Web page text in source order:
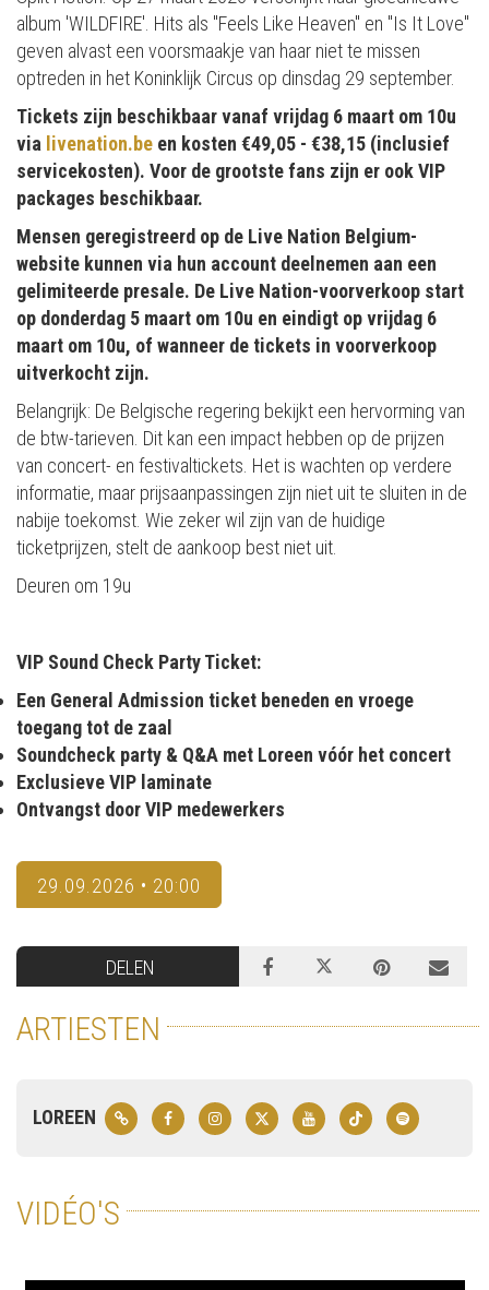
album 'WILDFIRE'. Hits als "Feels Like Heaven" en "Is It Love"
geven alvast een voorsmaakje van haar niet te missen
optreden in het Koninklijk Circus op dinsdag 29 september.
Tickets zijn beschikbaar vanaf vrijdag 6 maart om 10u
via livenation.be en kosten €49,05 - €38,15 (inclusief
servicekosten). Voor de grootste fans zijn er ook VIP
packages beschikbaar.
Mensen geregistreerd op de Live Nation Belgium-
website kunnen via hun account deelnemen aan een
gelimiteerde presale. De Live Nation-voorverkoop start
op donderdag 5 maart om 10u en eindigt op vrijdag 6
maart om 10u, of wanneer de tickets in voorverkoop
uitverkocht zijn.
Belangrijk: De Belgische regering bekijkt een hervorming van
de btw-tarieven. Dit kan een impact hebben op de prijzen
van concert- en festivaltickets. Het is wachten op verdere
informatie, maar prijsaanpassingen zijn niet uit te sluiten in de
nabije toekomst. Wie zeker wil zijn van de huidige
ticketprijzen, stelt de aankoop best niet uit.
Deuren om 19u
VIP Sound Check Party Ticket:
Een General Admission ticket beneden en vroege
toegang tot de zaal
Soundcheck party & Q&A met Loreen vóór het concert
Exclusieve VIP laminate
Ontvangst door VIP medewerkers
29.09.2026 • 20:00
DELEN
ARTIESTEN
LOREEN
VIDÉO'S